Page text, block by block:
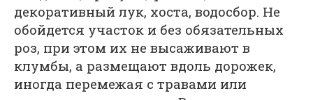
декоративный лук, хоста, водосбор. Не
обойдется участок и без обязательных
роз, при этом их не высаживают в
клумбы, а размещают вдоль дорожек,
иногда перемежая с травами или